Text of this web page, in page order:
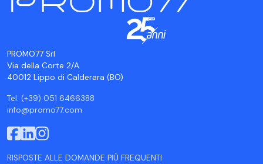
PROMO77 Srl
Via della Corte 2/A
40012 Lippo di Calderara (BO)
Tel. (+39) 051 6466388
info@promo77.com
RISPOSTE ALLE DOMANDE PIÙ FREQUENTI